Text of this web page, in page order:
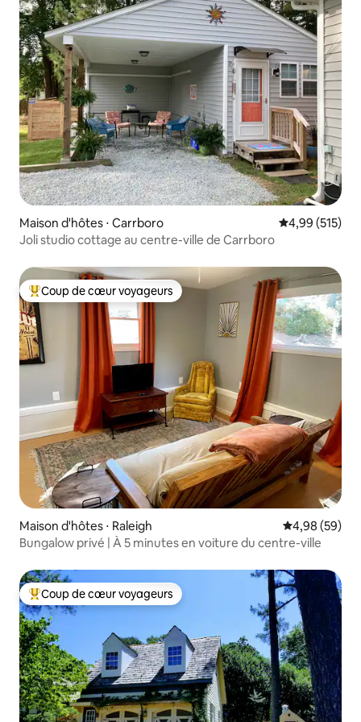
Maison d'hôtes ⋅ Carrboro Évaluation
4,99 (515)
Joli studio cottage au centre-ville de Carrboro
Coups de cœur voyageurs les plus appréciés
Coup de cœur voyageurs
Maison d'hôtes ⋅ Raleigh Évaluation
4,98 (59)
Bungalow privé | À 5 minutes en voiture du centre-ville
Coups de cœur voyageurs les plus appréciés
Coup de cœur voyageurs